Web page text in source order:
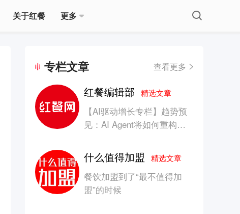
关于红餐 更多
专栏文章 查看更多
红餐编辑部精选文章
【AI驱动增长专栏】趋势预
见：AI Agent将如何重构消
什么值得加盟精选文章
餐饮加盟到了“最不值得加
盟”的时候